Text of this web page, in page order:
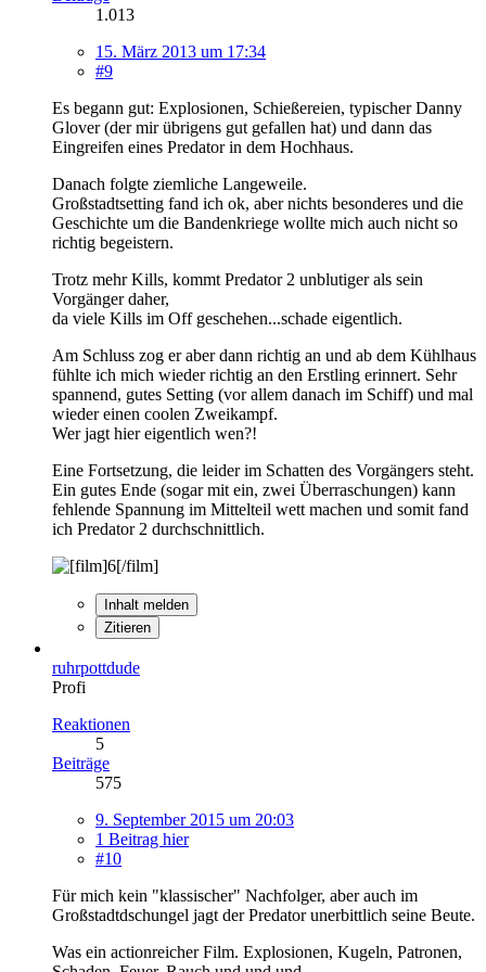
1.013
15. März 2013 um 17:34
#9
Es begann gut: Explosionen, Schießereien, typischer Danny
Glover (der mir übrigens gut gefallen hat) und dann das
Eingreifen eines Predator in dem Hochhaus.
Danach folgte ziemliche Langeweile.
Großstadtsetting fand ich ok, aber nichts besonderes und die
Geschichte um die Bandenkriege wollte mich auch nicht so
richtig begeistern.
Trotz mehr Kills, kommt Predator 2 unblutiger als sein
Vorgänger daher,
da viele Kills im Off geschehen...schade eigentlich.
Am Schluss zog er aber dann richtig an und ab dem Kühlhaus
fühlte ich mich wieder richtig an den Erstling erinnert. Sehr
spannend, gutes Setting (vor allem danach im Schiff) und mal
wieder einen coolen Zweikampf.
Wer jagt hier eigentlich wen?!
Eine Fortsetzung, die leider im Schatten des Vorgängers steht.
Ein gutes Ende (sogar mit ein, zwei Überraschungen) kann
fehlende Spannung im Mittelteil wett machen und somit fand
ich Predator 2 durchschnittlich.
Inhalt melden
Zitieren
ruhrpottdude
Profi
Reaktionen
5
Beiträge
575
9. September 2015 um 20:03
1 Beitrag hier
#10
Für mich kein "klassischer" Nachfolger, aber auch im
Großstadtdschungel jagt der Predator unerbittlich seine Beute.
Was ein actionreicher Film. Explosionen, Kugeln, Patronen,